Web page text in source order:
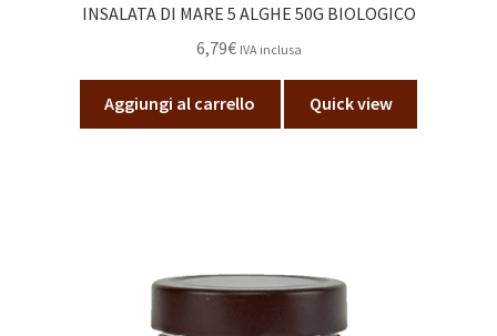
INSALATA DI MARE 5 ALGHE 50G BIOLOGICO
6,79€ IVA inclusa
Aggiungi al carrello Quick view